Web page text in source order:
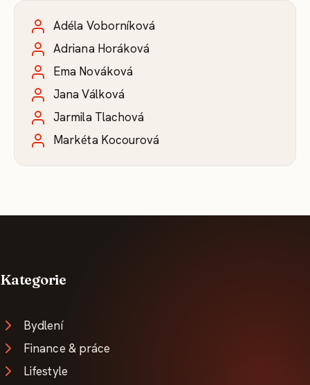
Adéla Voborníková
Adriana Horáková
Ema Nováková
Jana Válková
Jarmila Tlachová
Markéta Kocourová
Kategorie
Bydlení
Finance & práce
Lifestyle